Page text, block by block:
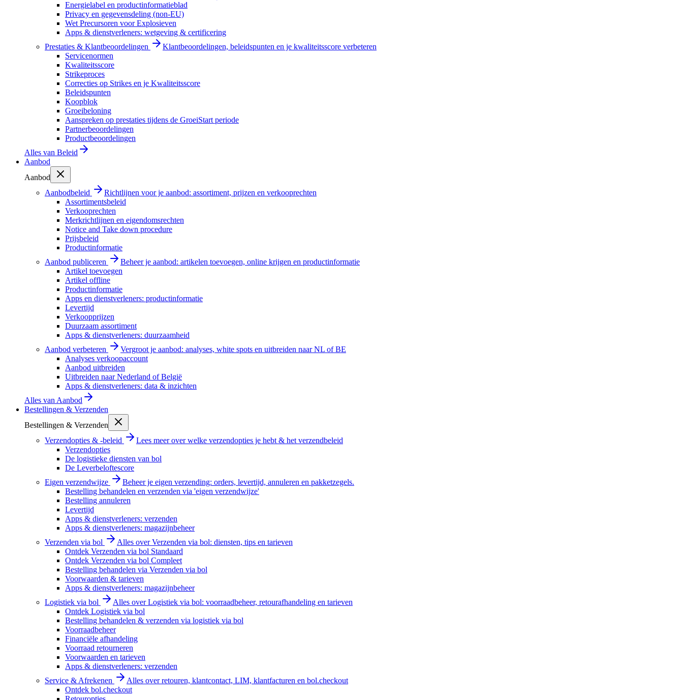
Energielabel en productinformatieblad
Privacy en gegevensdeling (non-EU)
Wet Precursoren voor Explosieven
Apps & dienstverleners: wetgeving & certificering
Prestaties & Klantbeoordelingen
Klantbeoordelingen, beleidspunten en je kwaliteitsscore verbeteren
Servicenormen
Kwaliteitsscore
Strikeproces
Correcties op Strikes en je Kwaliteitsscore
Beleidspunten
Koopblok
Groeibeloning
Aanspreken op prestaties tijdens de GroeiStart periode
Partnerbeoordelingen
Productbeoordelingen
Alles van Beleid
Aanbod
Aanbod
Aanbodbeleid
Richtlijnen voor je aanbod: assortiment, prijzen en verkooprechten
Assortimentsbeleid
Verkooprechten
Merkrichtlijnen en eigendomsrechten
Notice and Take down procedure
Prijsbeleid
Productinformatie
Aanbod publiceren
Beheer je aanbod: artikelen toevoegen, online krijgen en productinformatie
Artikel toevoegen
Artikel offline
Productinformatie
Apps en dienstverleners: productinformatie
Levertijd
Verkoopprijzen
Duurzaam assortiment
Apps & dienstverleners: duurzaamheid
Aanbod verbeteren
Vergroot je aanbod: analyses, white spots en uitbreiden naar NL of BE
Analyses verkoopaccount
Aanbod uitbreiden
Uitbreiden naar Nederland of België
Apps & dienstverleners: data & inzichten
Alles van Aanbod
Bestellingen & Verzenden
Bestellingen & Verzenden
Verzendopties & -beleid
Lees meer over welke verzendopties je hebt & het verzendbeleid
Verzendopties
De logistieke diensten van bol
De Leverbeloftescore
Eigen verzendwijze
Beheer je eigen verzending: orders, levertijd, annuleren en pakketzegels.
Bestelling behandelen en verzenden via 'eigen verzendwijze'
Bestelling annuleren
Levertijd
Apps & dienstverleners: verzenden
Apps & dienstverleners: magazijnbeheer
Verzenden via bol
Alles over Verzenden via bol: diensten, tips en tarieven
Ontdek Verzenden via bol Standaard
Ontdek Verzenden via bol Compleet
Bestelling behandelen via Verzenden via bol
Voorwaarden & tarieven
Apps & dienstverleners: magazijnbeheer
Logistiek via bol
Alles over Logistiek via bol: voorraadbeheer, retourafhandeling en tarieven
Ontdek Logistiek via bol
Bestelling behandelen & verzenden via logistiek via bol
Voorraadbeheer
Financiële afhandeling
Voorraad retourneren
Voorwaarden en tarieven
Apps & dienstverleners: verzenden
Service & Afrekenen
Alles over retouren, klantcontact, LIM, klantfacturen en bol.checkout
Ontdek bol.checkout